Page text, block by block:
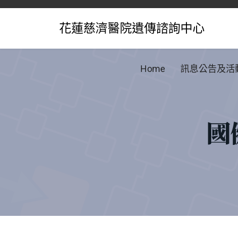
花蓮慈濟醫院遺傳諮詢中心
Home 訊息公告及活